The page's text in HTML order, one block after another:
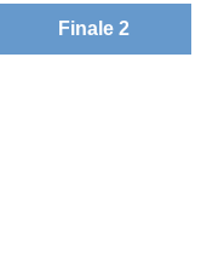
Finale 2